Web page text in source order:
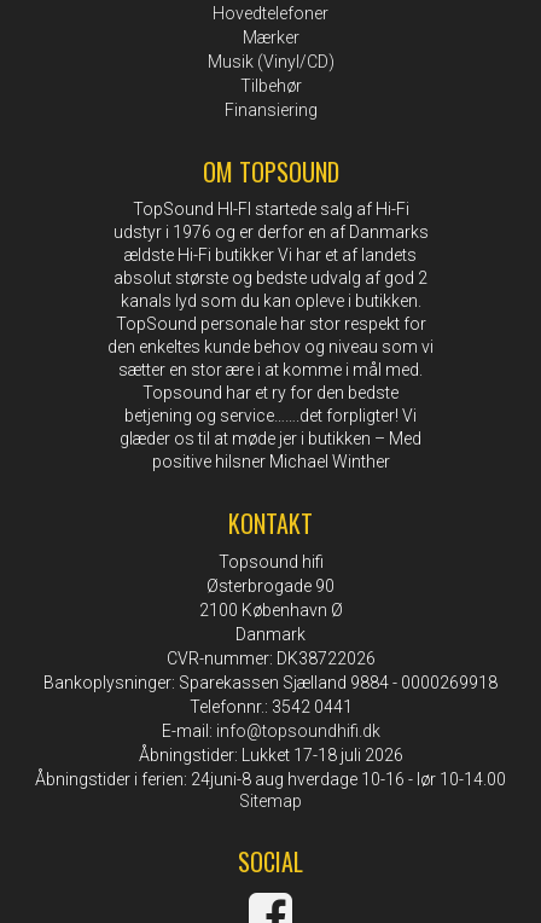
Hovedtelefoner
Mærker
Musik (Vinyl/CD)
Tilbehør
Finansiering
OM TOPSOUND
TopSound HI-FI startede salg af Hi-Fi
udstyr i 1976 og er derfor en af Danmarks
ældste Hi-Fi butikker Vi har et af landets
absolut største og bedste udvalg af god 2
kanals lyd som du kan opleve i butikken.
TopSound personale har stor respekt for
den enkeltes kunde behov og niveau som vi
sætter en stor ære i at komme i mål med.
Topsound har et ry for den bedste
betjening og service…….det forpligter! Vi
glæder os til at møde jer i butikken – Med
positive hilsner Michael Winther
KONTAKT
Topsound hifi
Østerbrogade 90
2100 København Ø
Danmark
CVR-nummer: DK38722026
Bankoplysninger: Sparekassen Sjælland 9884 - 0000269918
Telefonnr.: 3542 0441
E-mail : info@topsoundhifi.dk
Åbningstider: Lukket 17-18 juli 2026
Åbningstider i ferien: 24juni-8 aug hverdage 10-16 - lør 10-14.00
Sitemap
SOCIAL